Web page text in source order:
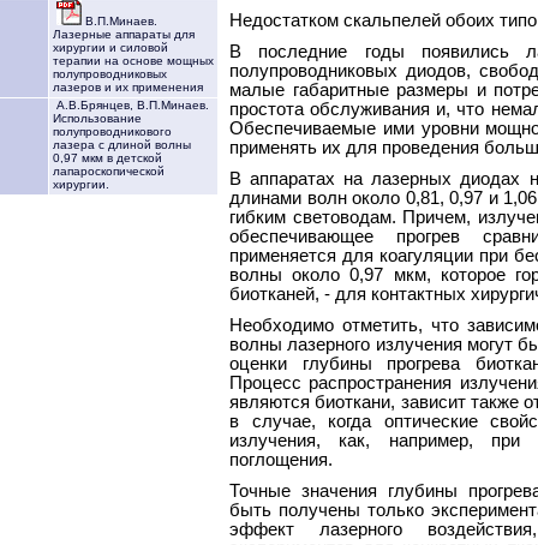
В.П.Минаев.
Лазерные аппараты для
хирургии и силовой
терапии на основе мощных
полупроводниковых
лазеров и их применения
А.В.Брянцев, В.П.Минаев.
Использование
полупроводникового
лазера с длиной волны
0,97 мкм в детской
лапароскопической
хирургии.
Недостатком скальпелей обоих
В последние годы появились
полупроводниковых диодов,
малые габаритные размеры и
простота обслуживания и, что
Обеспечиваемые ими уровни
применять их для проведения
В аппаратах на лазерных диодах
длинами волн около 0,81, 0,97 и
гибким световодам. Причем,
обеспечивающее прогрев
применяется для коагуляции при
волны около 0,97 мкм, которое
биотканей, - для контактных
Необходимо отметить, что
волны лазерного излучения могут
оценки глубины прогрева
Процесс распространения
являются биоткани, зависит также
в случае, когда оптические
излучения, как, например, при
поглощения.
Точные значения глубины
быть получены только
эффект лазерного